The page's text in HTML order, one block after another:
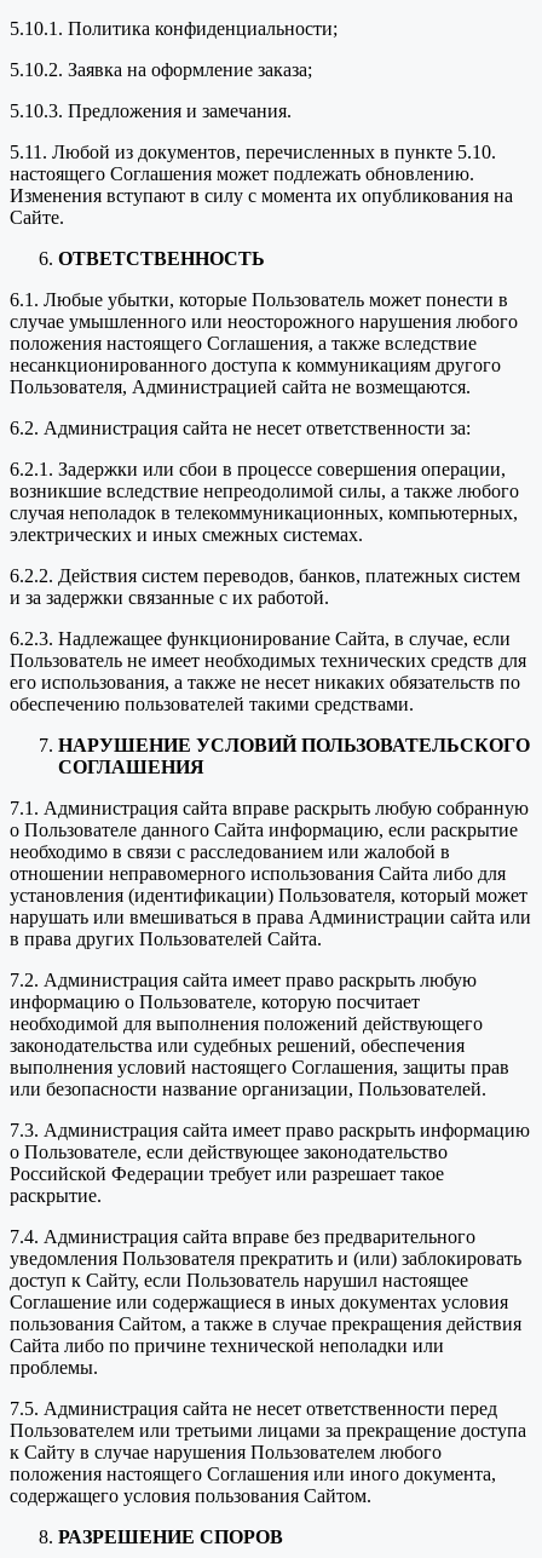
5.10.1. Политика конфиденциальности;
5.10.2. Заявка на оформление заказа;
5.10.3. Предложения и замечания.
5.11. Любой из документов, перечисленных в пункте 5.10.
настоящего Соглашения может подлежать обновлению.
Изменения вступают в силу с момента их опубликования на
Сайте.
ОТВЕТСТВЕННОСТЬ
6.1. Любые убытки, которые Пользователь может понести в
случае умышленного или неосторожного нарушения любого
положения настоящего Соглашения, а также вследствие
несанкционированного доступа к коммуникациям другого
Пользователя, Администрацией сайта не возмещаются.
6.2. Администрация сайта не несет ответственности за:
6.2.1. Задержки или сбои в процессе совершения операции,
возникшие вследствие непреодолимой силы, а также любого
случая неполадок в телекоммуникационных, компьютерных,
электрических и иных смежных системах.
6.2.2. Действия систем переводов, банков, платежных систем
и за задержки связанные с их работой.
6.2.3. Надлежащее функционирование Сайта, в случае, если
Пользователь не имеет необходимых технических средств для
его использования, а также не несет никаких обязательств по
обеспечению пользователей такими средствами.
НАРУШЕНИЕ УСЛОВИЙ ПОЛЬЗОВАТЕЛЬСКОГО
СОГЛАШЕНИЯ
7.1. Администрация сайта вправе раскрыть любую собранную
о Пользователе данного Сайта информацию, если раскрытие
необходимо в связи с расследованием или жалобой в
отношении неправомерного использования Сайта либо для
установления (идентификации) Пользователя, который может
нарушать или вмешиваться в права Администрации сайта или
в права других Пользователей Сайта.
7.2. Администрация сайта имеет право раскрыть любую
информацию о Пользователе, которую посчитает
необходимой для выполнения положений действующего
законодательства или судебных решений, обеспечения
выполнения условий настоящего Соглашения, защиты прав
или безопасности название организации, Пользователей.
7.3. Администрация сайта имеет право раскрыть информацию
о Пользователе, если действующее законодательство
Российской Федерации требует или разрешает такое
раскрытие.
7.4. Администрация сайта вправе без предварительного
уведомления Пользователя прекратить и (или) заблокировать
доступ к Сайту, если Пользователь нарушил настоящее
Соглашение или содержащиеся в иных документах условия
пользования Сайтом, а также в случае прекращения действия
Сайта либо по причине технической неполадки или
проблемы.
7.5. Администрация сайта не несет ответственности перед
Пользователем или третьими лицами за прекращение доступа
к Сайту в случае нарушения Пользователем любого
положения настоящего Соглашения или иного документа,
содержащего условия пользования Сайтом.
РАЗРЕШЕНИЕ СПОРОВ